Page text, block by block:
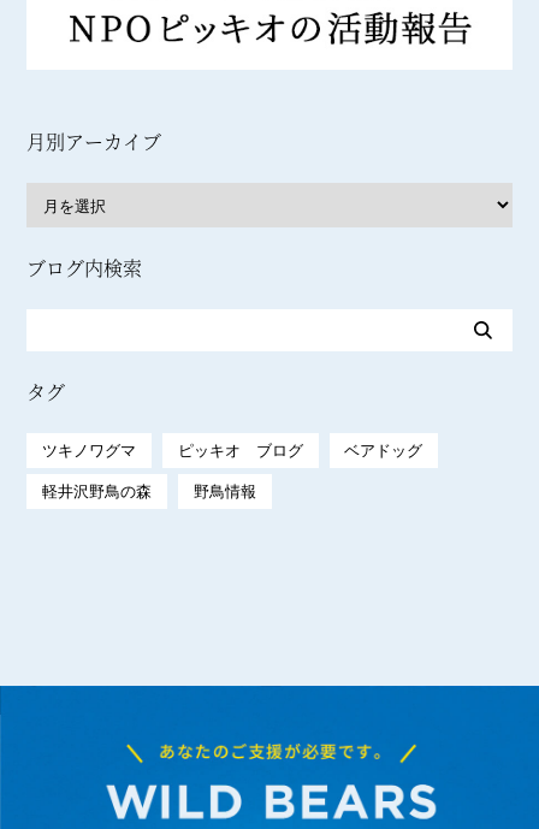
月別アーカイブ
ブログ内検索
タグ
ツキノワグマ ピッキオ ブログ ベアドッグ
軽井沢野鳥の森 野鳥情報